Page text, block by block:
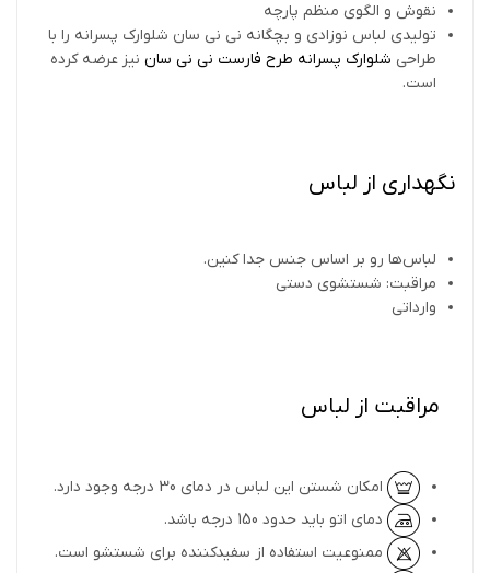
نقوش و الگوی منظم پارچه
تولیدی لباس نوزادی و بچگانه نی نی سان شلوارک پسرانه را با
طراحی شلوارک پسرانه طرح فارست نی نی سان نیز عرضه کرده
است.
نگهداری از لباس
لباس‌ها رو بر اساس جنس جدا کنین.
مراقبت: شستشوی دستی
وارداتی
مراقبت از لباس
امکان شستن این لباس در دمای 30 درجه وجود دارد.
دمای اتو باید حدود 150 درجه باشد.
ممنوعیت استفاده از سفیدکننده برای شستشو است.